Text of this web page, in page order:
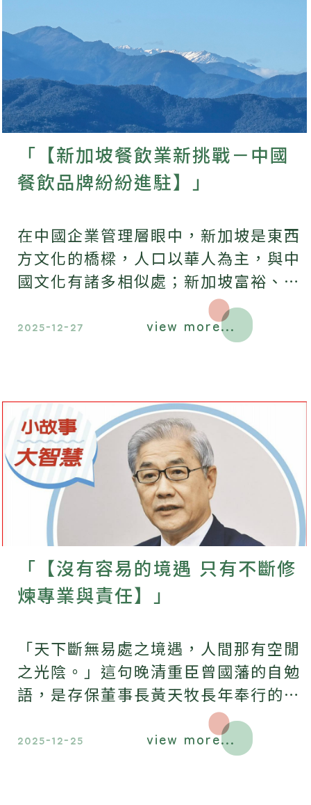
「【新加坡餐飲業新挑戰－中國
餐飲品牌紛紛進駐】」
在中國企業管理層眼中，新加坡是東西
方文化的橋樑，人口以華人為主，與中
國文化有諸多相似處；新加坡富裕、時
尚形象，亦有利於品牌形象塑造，是中
國企業拓展海外市場的首選之地。
2025-12-27 view more...
「【沒有容易的境遇 只有不斷修
煉專業與責任】」
「天下斷無易處之境遇，人間那有空閒
之光陰。」這句晚清重臣曾國藩的自勉
語，是存保董事長黃天牧長年奉行的準
2025-12-25 view more...